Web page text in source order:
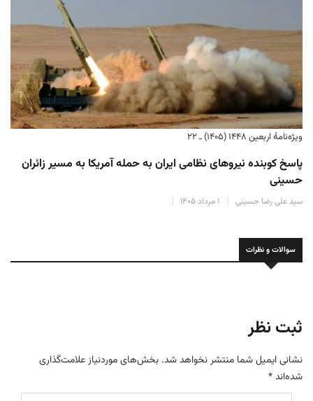
ویژه‌نامهٔ اربعین ۱۴۴۸ (۱۴۰۵) ـ ۱۸
حمله موشکی دشمن آمریکایی به مرز شلمچه + فیلم
سید علی رضا حسینی
سوالات و نظرات
ثبت نظر
نشانی ایمیل شما منتشر نخواهد شد. بخش‌های موردنیاز علامت‌گذاری
شده‌اند*